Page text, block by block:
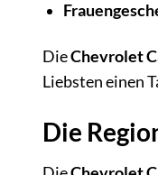
DieChevrolet
Liebsten einen
Die